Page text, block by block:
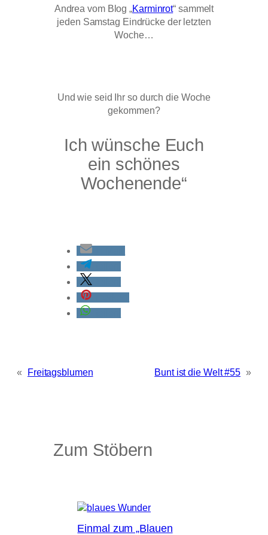
Andrea vom Blog „Karminrot“ sammelt
jeden Samstag Eindrücke der letzten
Woche…
Und wie seid Ihr so durch die Woche
gekommen?
Ich wünsche Euch
ein schönes
Wochenende“
« Freitagsblumen Bunt ist die Welt #55 »
Zum Stöbern
Einmal zum „Blauen